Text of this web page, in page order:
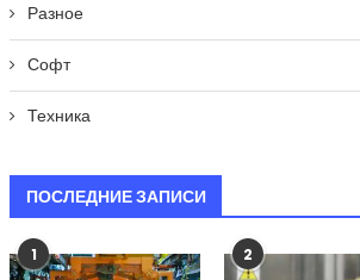
Разное
Софт
Техника
ПОСЛЕДНИЕ ЗАПИСИ
1 2